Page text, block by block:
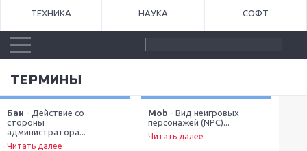
ТЕХНИКА НАУКА СОФТ
ТЕРМИНЫ
Бан - Действие со
стороны
администратора...
Читать далее
Mob - Вид неигровых
персонажей (NPC)...
Читать далее
Next